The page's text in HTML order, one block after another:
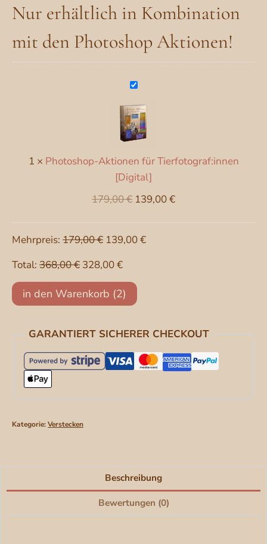
Nur erhältlich in Kombination
mit den Photoshop Aktionen!
Photoshop-
für
Tierfotograf:innen
1 × Photoshop-Aktionen für Tierfotograf:innen
[Digital]
179,00€ Ursprünglicher
179,00 €
139,00€Aktueller
Mehrpreis: 179,00€ 139,00€
Total: 368,00€ 328,00€
Mein
Bearbeitungsworkflow
meinen
Photoshop
Aktionen
[Digital]
Menge
in den Warenkorb 2
GARANTIERT SICHERER CHECKOUT
Kategorie:Verstecken
Beschreibung
Bewertungen (0)